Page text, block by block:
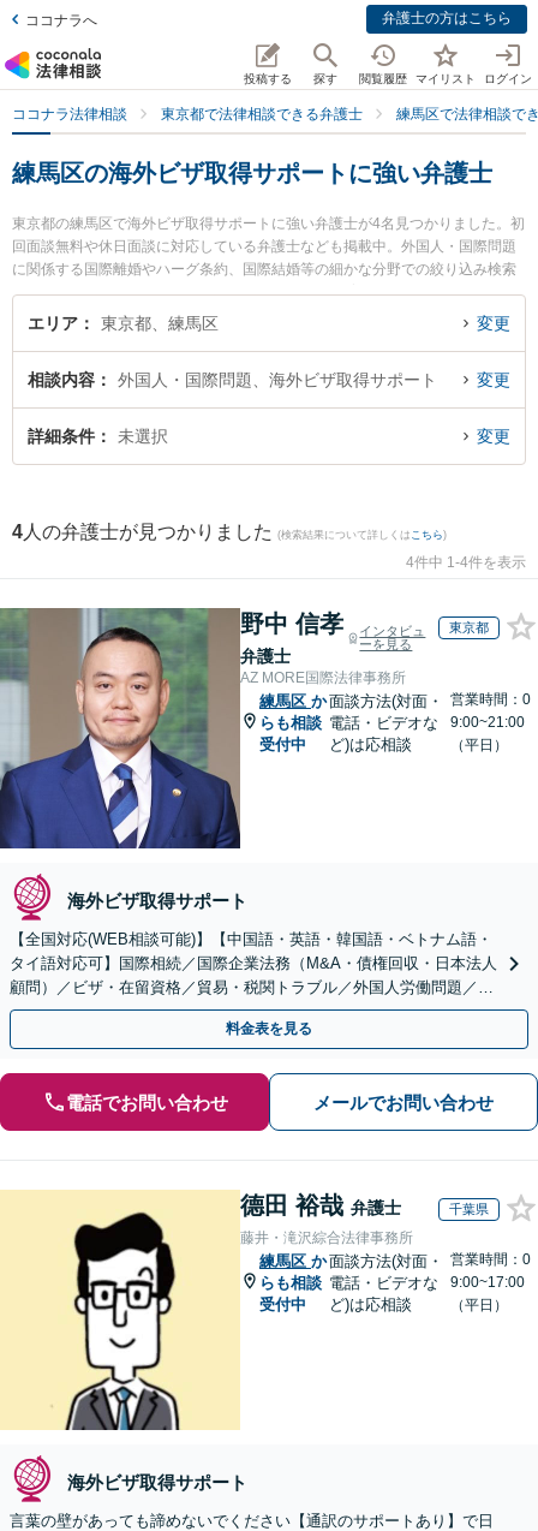
ココナラへ 弁護士の方はこちら
投稿する 探す 閲覧履歴 マイリスト ログイン
ココナラ法律相談 東京都で法律相談できる弁護士 練馬区で法律相談で
練馬区の海外ビザ取得サポートに強い弁護士
東京都の練馬区で海外ビザ取得サポートに強い弁護士が4名見つかりました。初
回面談無料や休日面談に対応している弁護士なども掲載中。外国人・国際問題
に関係する国際離婚やハーグ条約、国際結婚等の細かな分野での絞り込み検索
もでき便利です。特に大泉学園法律事務所の久保田 育大弁護士や秋和法律事務
所の秋和 雄一弁護士、松浦綜合法律事務所の松浦 絢子弁護士のプロフィール情
ビザ取得サポートのトラブル解決の実績豊富な近くの弁護士を検索したい』
『初回相談無料で海外ビザ取得サポートを法律相談できる練馬区内の弁護士に
相談予約したい』などでお困りの相談者さんにおすすめです。
エリア 東京都、練馬区 変更
相談内容 外国人・国際問題、海外ビザ取得サポート 変更
詳細条件 未選択 変更
4 人の弁護士が見つかりました (検索結果について詳しくは こちら)
4件中 1-4件を表示
野中 信孝
弁護士
インタビュ
ーを見る
東京都
AZ MORE国際法律事務所
練馬区 か
らも相談
受付中
面談方法(対面・
電話・ビデオな
ど)は応相談
営業時間：0
9:00~21:00
（平日）
海外ビザ取得サポート
【全国対応(WEB相談可能)】【中国語・英語・韓国語・ベトナム語・
タイ語対応可】国際相続／国際企業法務（M&A・債権回収・日本法人
顧問）／ビザ・在留資格／貿易・税関トラブル／外国人労働問題／外
国人刑事事件など、幅広いご相談に対応可能
料金表を見る
電話でお問い合わせ メールでお問い合わせ
德田 裕哉 弁護士 千葉県
藤井・滝沢綜合法律事務所
練馬区 か
らも相談
受付中
面談方法(対面・
電話・ビデオな
ど)は応相談
営業時間：0
9:00~17:00
（平日）
海外ビザ取得サポート
言葉の壁があっても諦めないでください【通訳のサポートあり】で日